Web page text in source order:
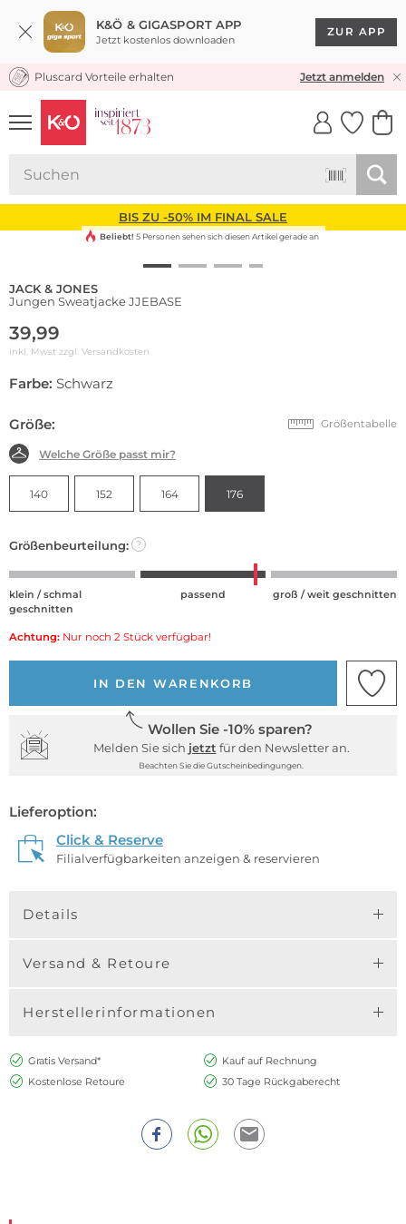
K&Ö & GIGASPORT APP
Jetzt kostenlos downloaden
ZUR APP
KOSTENLOSER VERSAND* & RÜCKVERSAND
Pluscard Vorteile erhalten Jetzt anmelden
UNSERE APP
CLICK &
BIS ZU -50% IM FINAL SALE
Beliebt! 5 Personen sehen sich diesen Artikel gerade an
JACK & JONES
Jungen Sweatjacke JJEBASE
39,99
inkl. Mwst zzgl. Versandkosten
Farbe: Schwarz
Größe: Größentabelle
Welche Größe passt mir?
140 152 164 176
Größenbeurteilung: ?
klein / schmal
geschnitten
passend groß / weit geschnitten
Achtung: Nur noch 2 Stück verfügbar!
IN DEN WARENKORB
Wollen Sie -10% sparen?
Melden Sie sich jetzt für den Newsletter an.
Beachten Sie die Gutscheinbedingungen.
Lieferoption:
Click & Reserve
Filialverfügbarkeiten anzeigen & reservieren
Details
Versand & Retoure
Herstellerinformationen
Gratis Versand*
Kauf auf Rechnung
Kostenlose Retoure
30 Tage Rückgaberecht